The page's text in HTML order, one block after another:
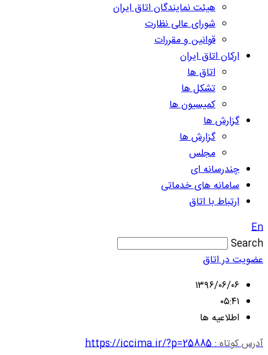
هیئت نمایندگان اتاق ایران
شورای عالی نظارت
قوانین و مقررات
ارکان اتاق ایران
اتاق ها
تشکل ها
کمیسیون ها
گزارش ها
گزارش ها
مجلس
چندرسانه ای
سامانه های خدماتی
ارتباط با اتاق
En
Search
عضویت در اتاق
۱۳۹۶/۰۶/۰۶
۰۵:۴۱
اطلاعیه ها
آدرس کوتاه :https://iccima.ir/?p=25885